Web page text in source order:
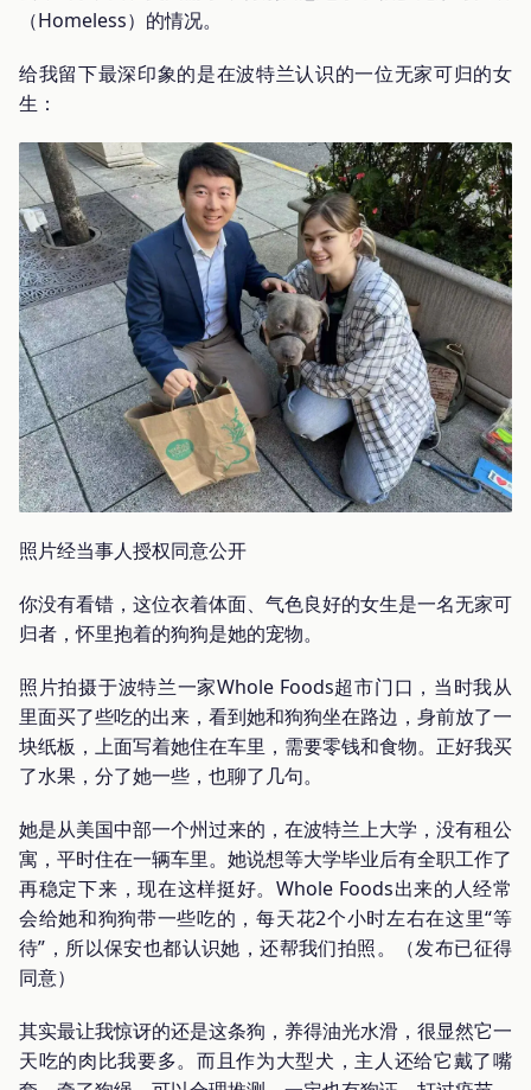
（Homeless）的情况。
给我留下最深印象的是在波特兰认识的一位无家可归的女
生：
照片经当事人授权同意公开
你没有看错，这位衣着体面、气色良好的女生是一名无家可
归者，怀里抱着的狗狗是她的宠物。
照片拍摄于波特兰一家Whole Foods超市门口，当时我从
里面买了些吃的出来，看到她和狗狗坐在路边，身前放了一
块纸板，上面写着她住在车里，需要零钱和食物。正好我买
了水果，分了她一些，也聊了几句。
她是从美国中部一个州过来的，在波特兰上大学，没有租公
寓，平时住在一辆车里。她说想等大学毕业后有全职工作了
再稳定下来，现在这样挺好。Whole Foods出来的人经常
会给她和狗狗带一些吃的，每天花2个小时左右在这里“等
待”，所以保安也都认识她，还帮我们拍照。（发布已征得
同意）
其实最让我惊讶的还是这条狗，养得油光水滑，很显然它一
天吃的肉比我要多。而且作为大型犬，主人还给它戴了嘴